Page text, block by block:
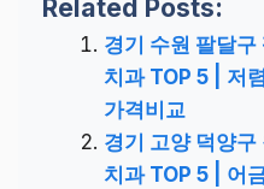
Related Posts:
경기 수원 팔달
치과 TOP 5 | 저
가격비교
경기 고양 덕양
치과 TOP 5 | 어